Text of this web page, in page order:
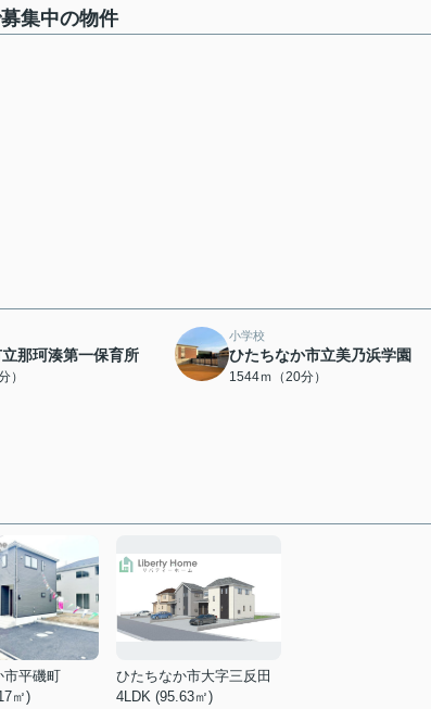
集中の物件
那珂湊第一保育所
）
小学校
ひたちなか市立美乃浜学園
1544ｍ（20分）
市平磯町
㎡)
ひたちなか市大字三反田
4LDK (95.63㎡)